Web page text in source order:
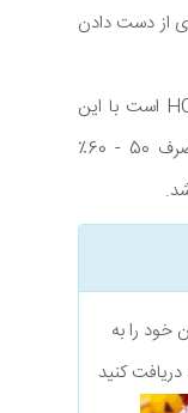
از دست دادن
مکمل به طور کلی شامل 20 - 60٪ HCA است با این
وجود، مطالعات نشان می دهد که مصرف 50 - 60٪
خود را به
کنید